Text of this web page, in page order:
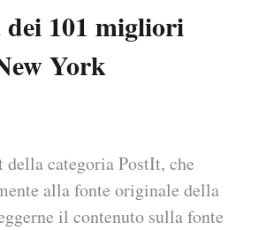
Moda
Consumismi
Media
Europa
101 migliori
York
della categoria PostIt, che
alla fonte originale della
il contenuto sulla fonte